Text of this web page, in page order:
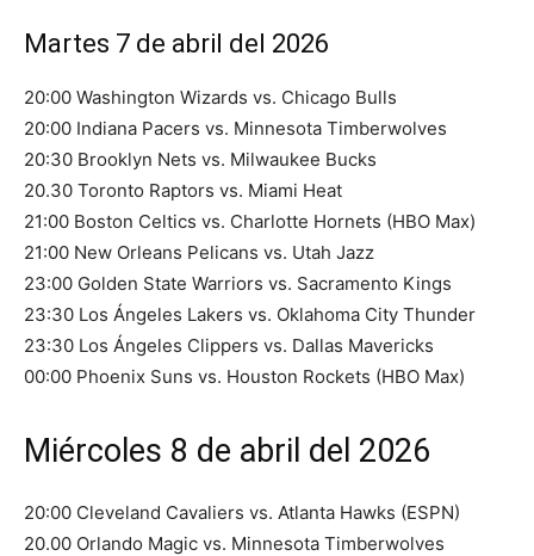
Martes 7 de abril del 2026
20:00 Washington Wizards vs. Chicago Bulls
20:00 Indiana Pacers vs. Minnesota Timberwolves
20:30 Brooklyn Nets vs. Milwaukee Bucks
20.30 Toronto Raptors vs. Miami Heat
21:00 Boston Celtics vs. Charlotte Hornets (HBO Max)
21:00 New Orleans Pelicans vs. Utah Jazz
23:00 Golden State Warriors vs. Sacramento Kings
23:30 Los Ángeles Lakers vs. Oklahoma City Thunder
23:30 Los Ángeles Clippers vs. Dallas Mavericks
00:00 Phoenix Suns vs. Houston Rockets (HBO Max)
Miércoles 8 de abril del 2026
20:00 Cleveland Cavaliers vs. Atlanta Hawks (ESPN)
20.00 Orlando Magic vs. Minnesota Timberwolves